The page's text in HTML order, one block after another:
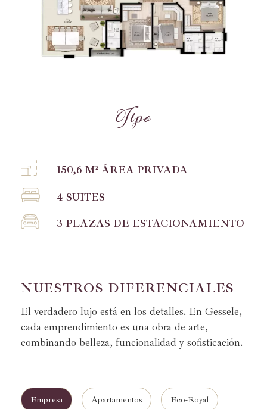
Tipo
150,6 M² ÁREA PRIVADA
4 SUITES
3 PLAZAS DE ESTACIONAMIENTO
NUESTROS DIFERENCIALES
El verdadero lujo está en los detalles. En Gessele,
cada emprendimiento es una obra de arte,
combinando belleza, funcionalidad y sofisticación.
Empresa Apartamentos Eco-Royal